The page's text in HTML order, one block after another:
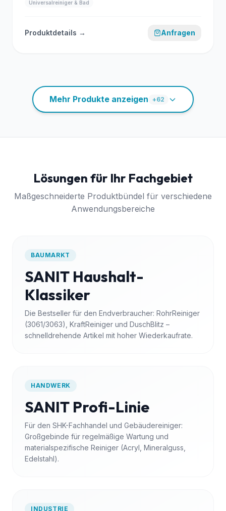
Universalreiniger & Bad
Produktdetails → Anfragen
Mehr Produkte anzeigen +62
Lösungen für Ihr Fachgebiet
Maßgeschneiderte Produktbündel für verschiedene
Anwendungsbereiche
BAUMARKT
SANIT Haushalt-
Klassiker
Die Bestseller für den Endverbraucher: RohrReiniger
(3061/3063), KraftReiniger und DuschBlitz –
schnelldrehende Artikel mit hoher Wiederkaufrate.
HANDWERK
SANIT Profi-Linie
Für den SHK-Fachhandel und Gebäudereiniger:
Großgebinde für regelmäßige Wartung und
materialspezifische Reiniger (Acryl, Mineralguss,
Edelstahl).
INDUSTRIE